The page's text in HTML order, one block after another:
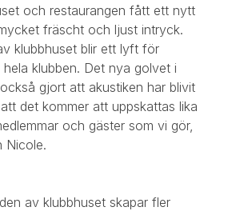
och restaurangen fått ett nytt
fräscht och ljust intryck.
klubbhuset blir ett lyft för
klubben. Det nya golvet i
gjort att akustiken har blivit
det kommer att uppskattas lika
och gäster som vi gör,
Nicole.
av klubbhuset skapar fler